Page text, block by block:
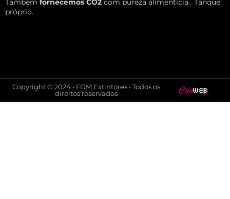
Também fornecemos CO2 com pureza alimentícia. Tanque
próprio.
Copyright © 2024 • FDM Extintores • Todos os
direitos reservados